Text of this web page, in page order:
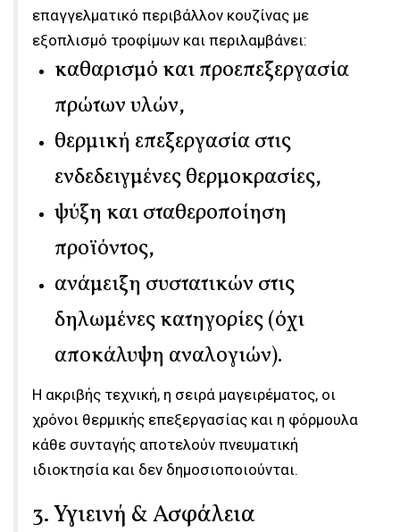
επαγγελματικό περιβάλλον κουζίνας με
εξοπλισμό τροφίμων και περιλαμβάνει:
καθαρισμό και προεπεξεργασία
πρώτων υλών,
θερμική επεξεργασία στις
ενδεδειγμένες θερμοκρασίες,
ψύξη και σταθεροποίηση
προϊόντος,
ανάμειξη συστατικών στις
δηλωμένες κατηγορίες (όχι
αποκάλυψη αναλογιών).
Η ακριβής τεχνική, η σειρά μαγειρέματος, οι
χρόνοι θερμικής επεξεργασίας και η φόρμουλα
κάθε συνταγής αποτελούν πνευματική
ιδιοκτησία και δεν δημοσιοποιούνται.
3. Υγιεινή & Ασφάλεια